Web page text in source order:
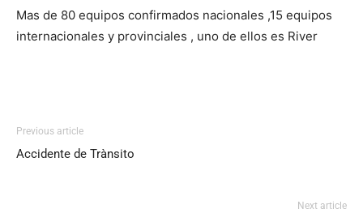
Mas de 80 equipos confirmados nacionales ,15 equipos
internacionales y provinciales , uno de ellos es River
Previous article
Accidente de Trànsito
Next article